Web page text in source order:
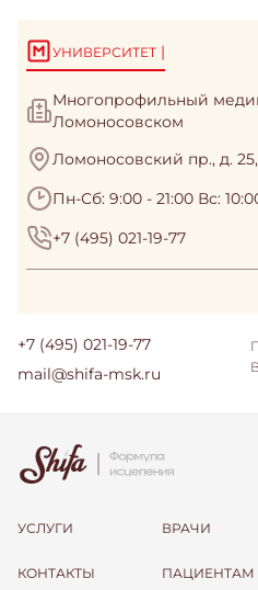
УНИВЕРСИТЕТ |
Многопрофильный
Ломоносовском
Ломоносовский пр., д. 25,
Пн-Сб: 9:00 - 21:00 Вс:
+7 (495) 021-19-77
+7 (495) 021-19-77
mail@shifa-msk.ru
УСЛУГИ ВРАЧИ
КОНТАКТЫ ПАЦИЕНТАМ